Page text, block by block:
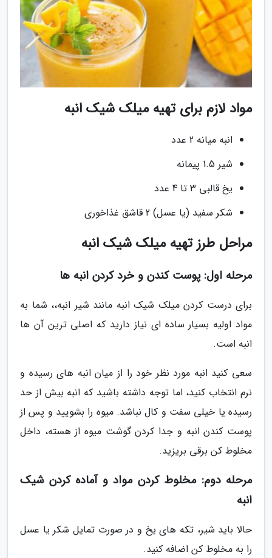
مواد لازم برای تهیه میلک شیک انبه
انبه میانه 2 عدد
شیر 1.5 پیمانه
یخ قالبی 3 تا 4 عدد
شکر سفید (یا عسل) 2 قاشق غذاخوری
مراحل طرز تهیه میلک شیک انبه
مرحله اول: پوست کندن و خرد کردن انبه ها
برای درست کردن میلک شیک انبه مانند شیر انبه،، شما به
مواد اولیه بسیار ساده ای نیاز دارید که اصلی ترین آن ها
انبه است.
سعی کنید انبه مورد نظر خود را از میان انبه های رسیده و
نرم انتخاب کنید، اما توجه داشته باشید که انبه بیش از حد
رسیده یا خیلی سفت و کال نباشد. میوه را بشویید و پس از
پوست کندن انبه و جدا کردن گوشت میوه از هسته، داخل
مخلوط کن برقی بریزید.
مرحله دوم: مخلوط کردن مواد و آماده کردن شیک
انبه
حالا باید شیر، تکه های یخ و در صورت تمایل شکر یا عسل
را به مخلوط کن اضافه کنید.